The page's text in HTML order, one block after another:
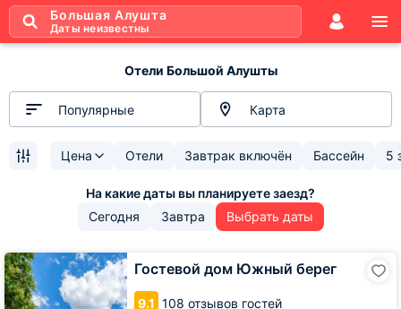
Большая Алушта
Даты неизвестны
Отели Большой Алушты
Популярные Карта
Цена Отели Завтрак включён Бассейн 5
Сегодня Завтра Выбрать даты
Гостевой дом Южный берег
9.1 108 отзывов гостей
Гостевой
дом
Южный